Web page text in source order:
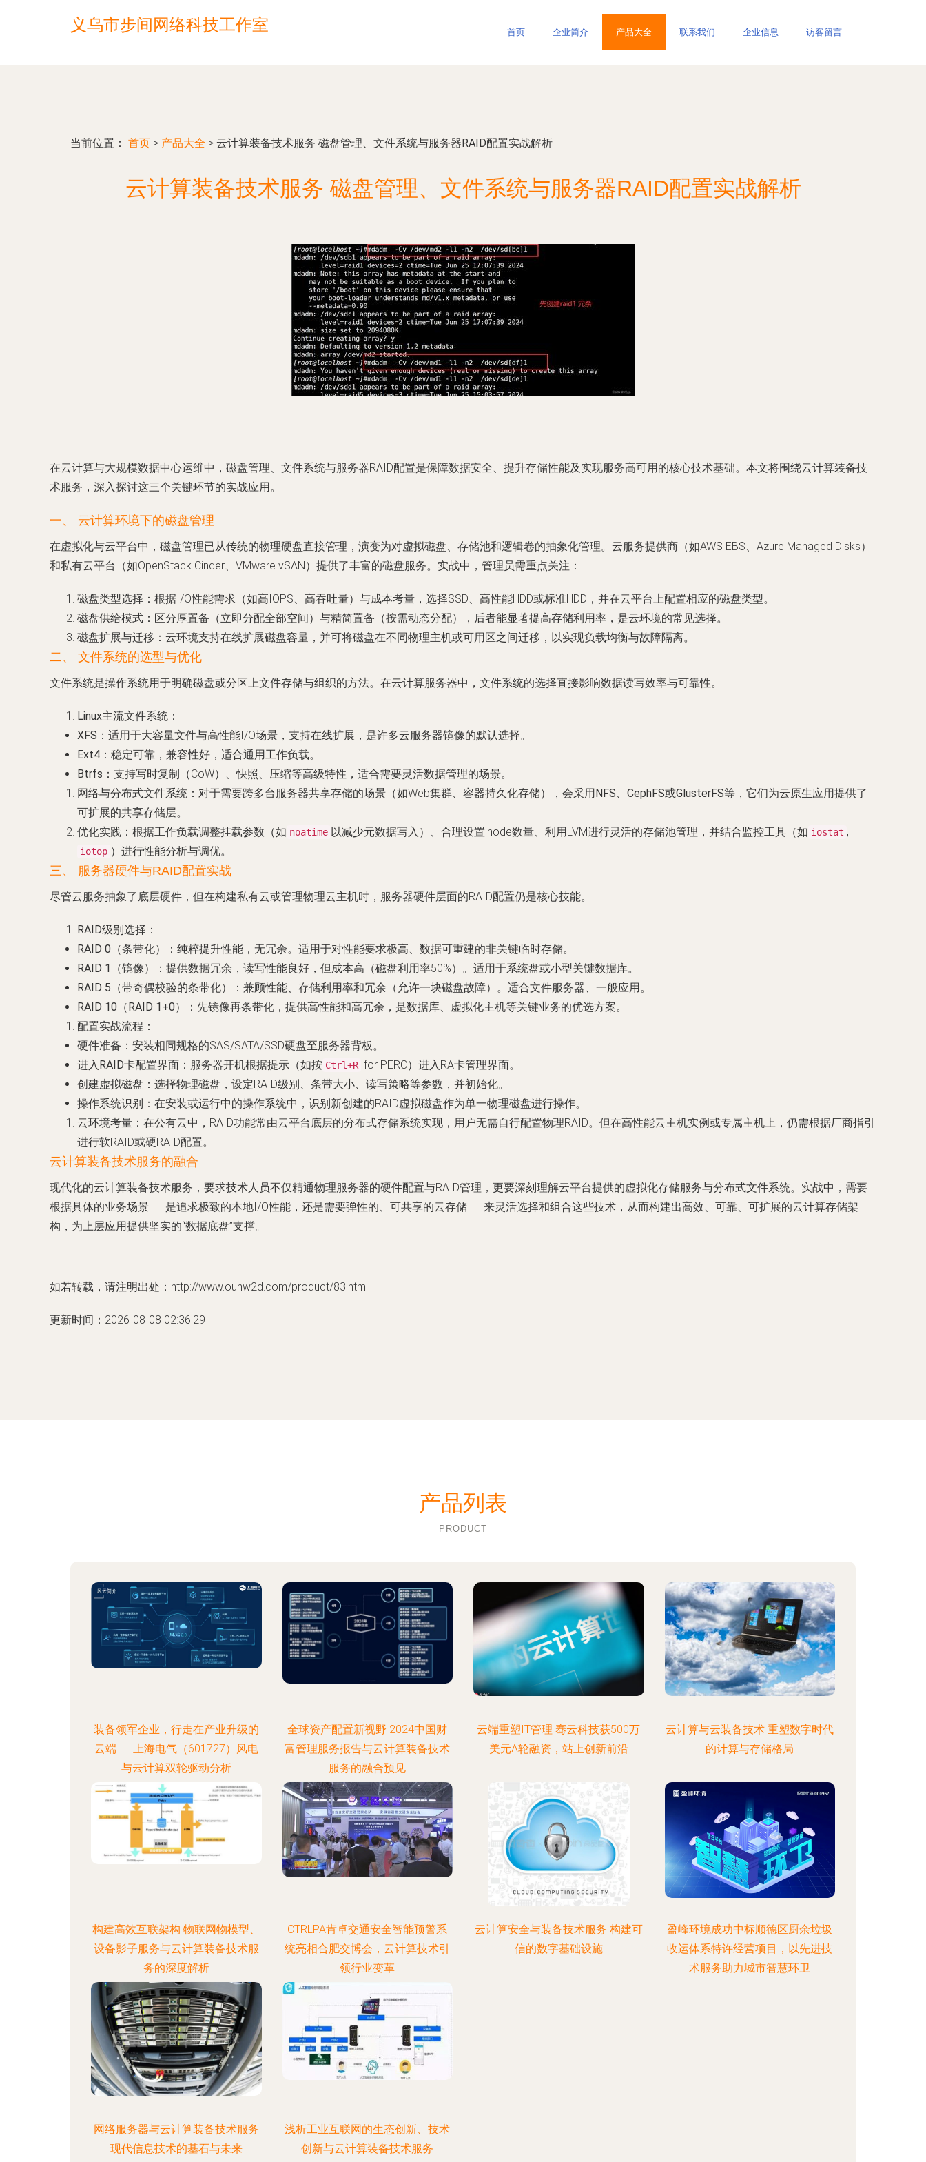
义乌市步间网络科技工作室 首页 企业简介 产品大全 联系我们 企业信息 访客留言
当前位置： 首页 > 产品大全 > 云计算装备技术服务 磁盘管理、文件系统与服务器RAID配置实战解析
云计算装备技术服务 磁盘管理、文件系统与服务器RAID配置实战解析
在云计算与大规模数据中心运维中，磁盘管理、文件系统与服务器RAID配置是保障数据安全、提升存储性能及实现服务高可用的核心技术基础。本文将围绕云计算装备技
术服务，深入探讨这三个关键环节的实战应用。
一、 云计算环境下的磁盘管理
在虚拟化与云平台中，磁盘管理已从传统的物理硬盘直接管理，演变为对虚拟磁盘、存储池和逻辑卷的抽象化管理。云服务提供商（如AWS EBS、Azure Managed Disks）
和私有云平台（如OpenStack Cinder、VMware vSAN）提供了丰富的磁盘服务。实战中，管理员需重点关注：
磁盘类型选择 ：根据I/O性能需求（如高IOPS、高吞吐量）与成本考量，选择SSD、高性能HDD或标准HDD，并在云平台上配置相应的磁盘类型。
磁盘供给模式 ：区分厚置备（立即分配全部空间）与精简置备（按需动态分配），后者能显著提高存储利用率，是云环境的常见选择。
磁盘扩展与迁移 ：云环境支持在线扩展磁盘容量，并可将磁盘在不同物理主机或可用区之间迁移，以实现负载均衡与故障隔离。
二、 文件系统的选型与优化
文件系统是操作系统用于明确磁盘或分区上文件存储与组织的方法。在云计算服务器中，文件系统的选择直接影响数据读写效率与可靠性。
Linux主流文件系统 ：
XFS ：适用于大容量文件与高性能I/O场景，支持在线扩展，是许多云服务器镜像的默认选择。
Ext4 ：稳定可靠，兼容性好，适合通用工作负载。
Btrfs ：支持写时复制（CoW）、快照、压缩等高级特性，适合需要灵活数据管理的场景。
网络与分布式文件系统 ：对于需要跨多台服务器共享存储的场景（如Web集群、容器持久化存储），会采用NFS、 CephFS或GlusterFS等，它们为云原生应用提供了
可扩展的共享存储层。
优化实践 ：根据工作负载调整挂载参数（如 noatime 以减少元数据写入）、合理设置inode数量、利用LVM进行灵活的存储池管理，并结合监控工具（如 iostat ,
iotop ）进行性能分析与调优。
三、 服务器硬件与RAID配置实战
尽管云服务抽象了底层硬件，但在构建私有云或管理物理云主机时，服务器硬件层面的RAID配置仍是核心技能。
RAID级别选择 ：
RAID 0（条带化）
：纯粹提升性能，无冗余。适用于对性能要求极高、数据可重建的非关键临时存储。
RAID 1（镜像）
：提供数据冗余，读写性能良好，但成本高（磁盘利用率50%）。适用于系统盘或小型关键数据库。
RAID 5（带奇偶校验的条带化）
：兼顾性能、存储利用率和冗余（允许一块磁盘故障）。适合文件服务器、一般应用。
RAID 10（RAID 1+0）
：先镜像再条带化，提供高性能和高冗余，是数据库、虚拟化主机等关键业务的优选方案。
配置实战流程 ：
硬件准备 ：安装相同规格的SAS/SATA/SSD硬盘至服务器背板。
进入RAID卡配置界面 ：服务器开机根据提示（如按 Ctrl+R for PERC）进入RA卡管理界面。
创建虚拟磁盘 ：选择物理磁盘，设定RAID级别、条带大小、读写策略等参数，并初始化。
操作系统识别 ：在安装或运行中的操作系统中，识别新创建的RAID虚拟磁盘作为单一物理磁盘进行操作。
云环境考量 ：在公有云中，RAID功能常由云平台底层的分布式存储系统实现，用户无需自行配置物理RAID。但在高性能云主机实例或专属主机上，仍需根据厂商指引
进行软RAID或硬RAID配置。
云计算装备技术服务的融合
现代化的云计算装备技术服务，要求技术人员不仅精通物理服务器的硬件配置与RAID管理，更要深刻理解云平台提供的虚拟化存储服务与分布式文件系统。实战中，需要
根据具体的业务场景——是追求极致的本地I/O性能，还是需要弹性的、可共享的云存储——来灵活选择和组合这些技术，从而构建出高效、可靠、可扩展的云计算存储架
构，为上层应用提供坚实的“数据底盘”支撑。
如若转载，请注明出处：http://www.ouhw2d.com/product/83.html
更新时间：2026-08-08 02:36:29
产品列表
PRODUCT
装备领军企业，行走在产业升级的
云端——上海电气（601727）风电
与云计算双轮驱动分析
全球资产配置新视野 2024中国财
富管理服务报告与云计算装备技术
服务的融合预见
云端重塑IT管理 骞云科技获500万
美元A轮融资，站上创新前沿
云计算与云装备技术 重塑数字时代
的计算与存储格局
构建高效互联架构 物联网物模型、
设备影子服务与云计算装备技术服
务的深度解析
CTRLPA肯卓交通安全智能预警系
统亮相合肥交博会，云计算技术引
领行业变革
云计算安全与装备技术服务 构建可
信的数字基础设施
盈峰环境成功中标顺德区厨余垃圾
收运体系特许经营项目，以先进技
术服务助力城市智慧环卫
网络服务器与云计算装备技术服务
现代信息技术的基石与未来
浅析工业互联网的生态创新、技术
创新与云计算装备技术服务